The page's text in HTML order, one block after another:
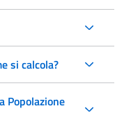
si calcola?
Popolazione